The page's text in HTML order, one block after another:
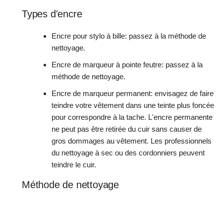
Types d'encre
Encre pour stylo à bille: passez à la méthode de
nettoyage.
Encre de marqueur à pointe feutre: passez à la
méthode de nettoyage.
Encre de marqueur permanent: envisagez de faire
teindre votre vêtement dans une teinte plus foncée
pour correspondre à la tache. L'encre permanente
ne peut pas être retirée du cuir sans causer de
gros dommages au vêtement. Les professionnels
du nettoyage à sec ou des cordonniers peuvent
teindre le cuir.
Méthode de nettoyage